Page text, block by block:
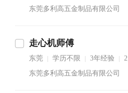
东莞多利高五金制品有限公司
走心机师傅
东莞 学历不限 3年经验
东莞多利高五金制品有限公司